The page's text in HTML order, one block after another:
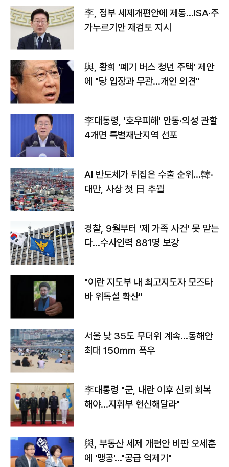
李, 정부 세제개편안에 제동…ISA·주
가누르기안 재검토 지시
與, 황희 '폐기 버스 청년 주택' 제안
에 "당 입장과 무관…개인 의견"
李대통령, '호우피해' 안동·의성 관할
4개면 특별재난지역 선포
AI 반도체가 뒤집은 수출 순위…韓·
대만, 사상 첫 日 추월
경찰, 9월부터 '제 가족 사건' 못 맡는
다…수사인력 881명 보강
"이란 지도부 내 최고지도자 모즈타
바 위독설 확산"
서울 낮 35도 무더위 계속…동해안
최대 150㎜ 폭우
李대통령 "군, 내란 이후 신뢰 회복
해야…지휘부 헌신해달라"
與, 부동산 세제 개편안 비판 오세훈
에 '맹공'…"공급 억제기"